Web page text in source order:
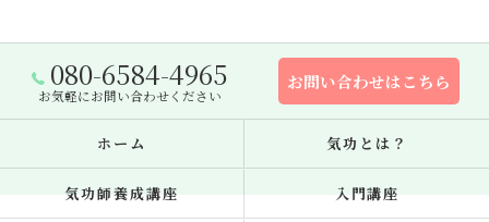
080-6584-4965
お気軽にお問い合わせください
お問い合わせはこちら
ホーム 気功とは？
気功師養成講座 入門講座